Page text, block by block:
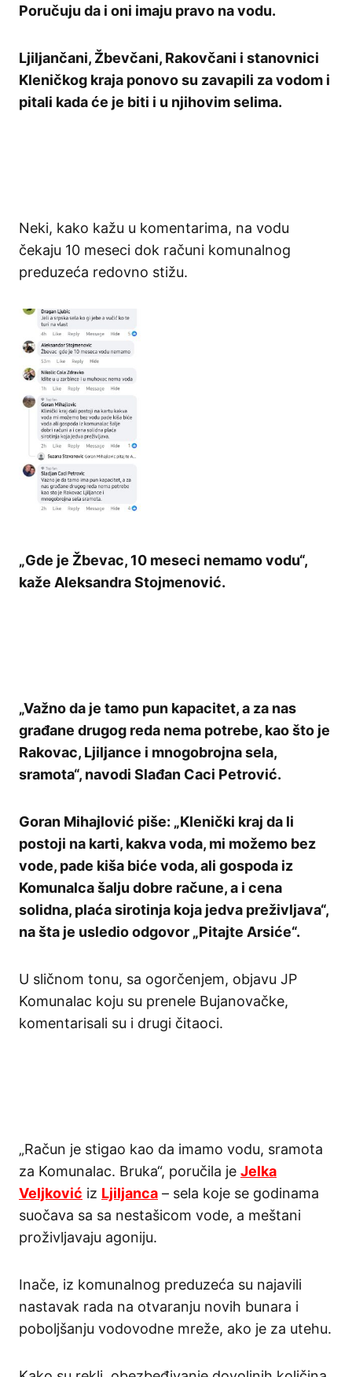
Poručuju da i oni imaju pravo na vodu.
Ljiljančani, Žbevčani, Rakovčani i stanovnici
Kleničkog kraja ponovo su zavapili za vodom i
pitali kada će je biti i u njihovim selima.
Neki, kako kažu u komentarima, na vodu
čekaju 10 meseci dok računi komunalnog
preduzeća redovno stižu.
„Gde je Žbevac, 10 meseci nemamo vodu“,
kaže Aleksandra Stojmenović.
„Važno da je tamo pun kapacitet, a za nas
građane drugog reda nema potrebe, kao što je
Rakovac, Ljiljance i mnogobrojna sela,
sramota“, navodi Slađan Caci Petrović.
Goran Mihajlović piše: „Klenički kraj da li
postoji na karti, kakva voda, mi možemo bez
vode, pade kiša biće voda, ali gospoda iz
Komunalca šalju dobre račune, a i cena
solidna, plaća sirotinja koja jedva preživljava“,
na šta je usledio odgovor „Pitajte Arsiće“.
U sličnom tonu, sa ogorčenjem, objavu JP
Komunalac koju su prenele Bujanovačke,
komentarisali su i drugi čitaoci.
„Račun je stigao kao da imamo vodu, sramota
za Komunalac. Bruka“, poručila je Jelka
Veljković iz Ljiljanca – sela koje se godinama
suočava sa sa nestašicom vode, a meštani
proživljavaju agoniju.
Inače, iz komunalnog preduzeća su najavili
nastavak rada na otvaranju novih bunara i
poboljšanju vodovodne mreže, ako je za utehu.